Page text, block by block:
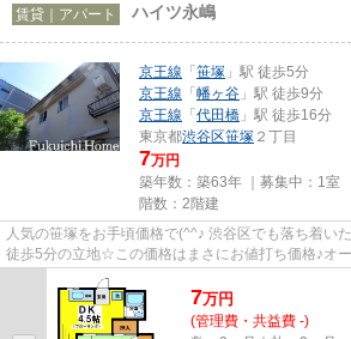
賃貸｜アパート ハイツ永嶋
京王線 「笹塚 」駅 徒歩5分
京王線 「幡ヶ谷 」駅 徒歩9分
京王線 「代田橋 」駅 徒歩16分
東京都渋谷区笹塚 ２丁目
7万円
築年数：築63年 ｜募集中： 1室
階数：2階建
人気の笹塚をお手頃価格で(^^♪ 渋谷区でも落ち着い
徒歩5分の立地☆この価格はまさにお値打ち価格♪オ
(´艸｀*)
7万円
(管理費・共益費 -)